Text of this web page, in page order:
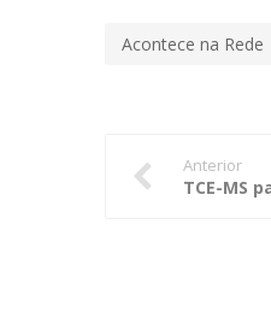
Acontece na Rede
Anterior